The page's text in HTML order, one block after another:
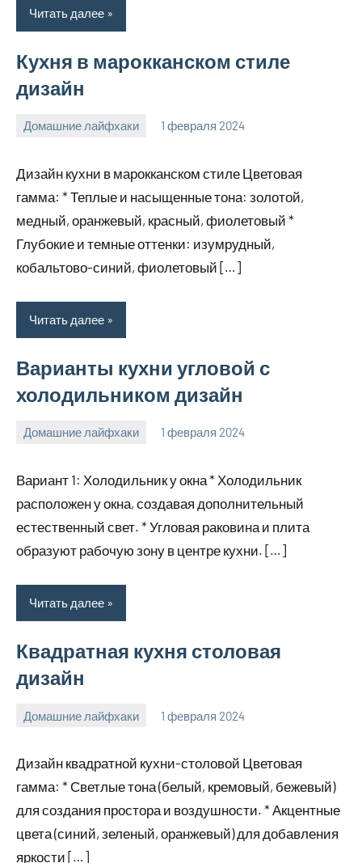
Читать далее
Кухня в марокканском стиле
дизайн
Домашние лайфхаки 1 февраля 2024
supersustav_
Нет
Дизайн кухни в марокканском стиле Цветовая
гамма: * Теплые и насыщенные тона: золотой,
медный, оранжевый, красный, фиолетовый *
Глубокие и темные оттенки: изумрудный,
кобальтово-синий, фиолетовый […]
Читать далее
Варианты кухни угловой с
холодильником дизайн
Домашние лайфхаки 1 февраля 2024
supersustav_
Нет
Вариант 1: Холодильник у окна * Холодильник
расположен у окна, создавая дополнительный
естественный свет. * Угловая раковина и плита
образуют рабочую зону в центре кухни. […]
Читать далее
Квадратная кухня столовая
дизайн
Домашние лайфхаки 1 февраля 2024
supersustav_
Нет
Дизайн квадратной кухни-столовой Цветовая
гамма: * Светлые тона (белый, кремовый, бежевый)
для создания простора и воздушности. * Акцентные
цвета (синий, зеленый, оранжевый) для добавления
яркости […]